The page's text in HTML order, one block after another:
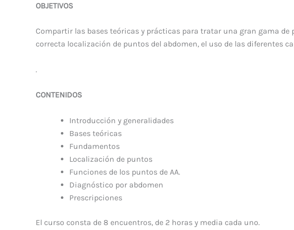
OBJETIVOS
Compartir las bases teóricas y prácticas para tratar una gran gama
correcta localización de puntos del abdomen, el uso de las diferentes
.
CONTENIDOS
Introducción y generalidades
Bases teóricas
Fundamentos
Localización de puntos
Funciones de los puntos de AA.
Diagnóstico por abdomen
Prescripciones
El curso consta de 8 encuentros, de 2 horas y media cada uno.